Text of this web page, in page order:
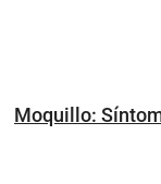
Moquillo: